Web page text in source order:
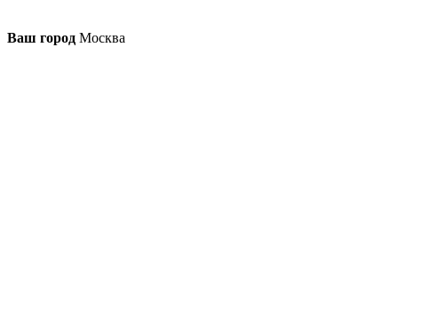
Ваш город Москва